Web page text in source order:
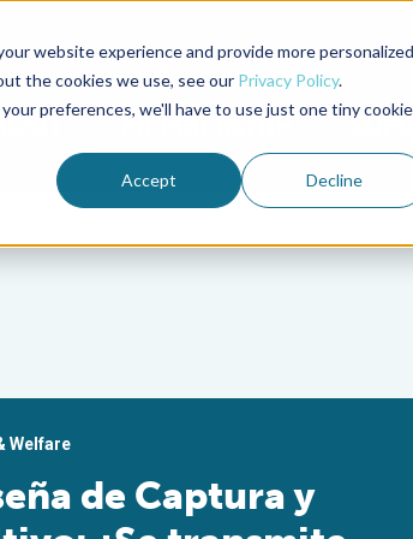
website experience and provide more personalized
the cookies we use, see our Privacy Policy.
preferences, we'll have to use just one tiny cookie
Accept Decline
Advocate Magazine Aquademia Podcast
MEMBERSHIP
Welfare
de Captura y